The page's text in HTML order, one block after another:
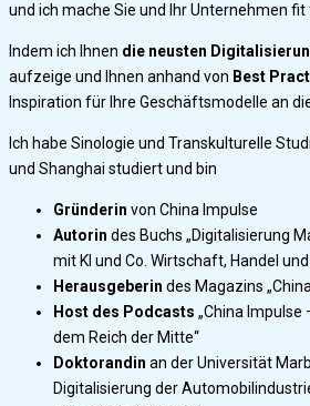
und ich mache Sie und Ihr Unternehmen
Indem ich Ihnen die neusten
aufzeige und Ihnen anhand von Best
Inspiration für Ihre Geschäftsmodelle an
Ich habe Sinologie und Transkulturelle
und Shanghai studiert und bin
Gründerin von China Impulse
Autorin des Buchs „Digitalisierung
mit KI und Co. Wirtschaft, Handel
Herausgeberin des Magazins
Host des Podcasts „China
dem Reich der Mitte“
Doktorandin an der Universität
Digitalisierung der